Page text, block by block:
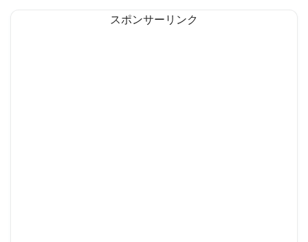
スポンサーリンク